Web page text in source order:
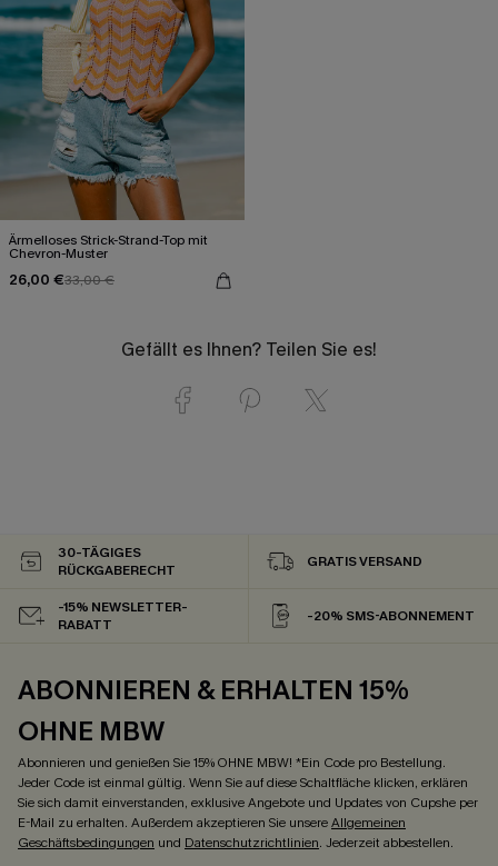
Ärmelloses Strick-Strand-Top mit
Chevron-Muster
26,00 €33,00 €
Gefällt es Ihnen? Teilen Sie es!
30-TÄGIGES
RÜCKGABERECHT
GRATIS VERSAND
-15% NEWSLETTER-
RABATT
-20% SMS-ABONNEMENT
ABONNIEREN & ERHALTEN 15%
OHNE MBW
Abonnieren und genießen Sie 15% OHNE MBW! *Ein Code pro Bestellung.
Jeder Code ist einmal gültig. Wenn Sie auf diese Schaltfläche klicken, erklären
Sie sich damit einverstanden, exklusive Angebote und Updates von Cupshe per
E-Mail zu erhalten. Außerdem akzeptieren Sie unsereAllgemeinen
Geschäftsbedingungen und Datenschutzrichtlinien. Jederzeit abbestellen.